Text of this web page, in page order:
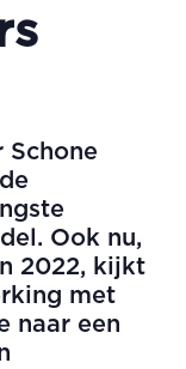
Schone
Ook nu,
2022, kijkt
met
naar een